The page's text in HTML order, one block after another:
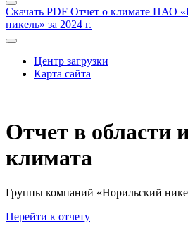
Скачать PDF Отчет о климате ПАО
никель» за 2024 г.
Центр загрузки
Карта сайта
Отчет в области
климата
Группы компаний «Норильский
Перейти к отчету